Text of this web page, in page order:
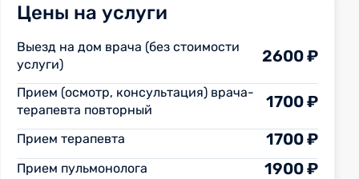
Цены на услуги
Выезд на дом врача (без стоимости
услуги)
2600 ₽
Прием (осмотр, консультация) врача-
терапевта повторный
1700 ₽
Прием терапевта 1700 ₽
Прием пульмонолога 1900 ₽